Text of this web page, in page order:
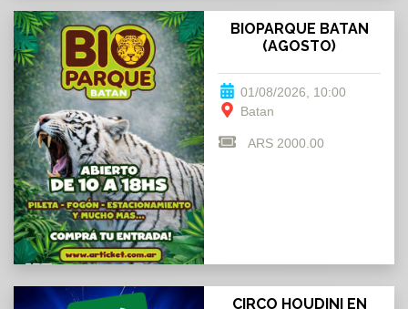
BIOPARQUE BATAN
(AGOSTO)
01/08/2026, 10:00
Batan
ARS 2000.00
CIRCO HOUDINI EN